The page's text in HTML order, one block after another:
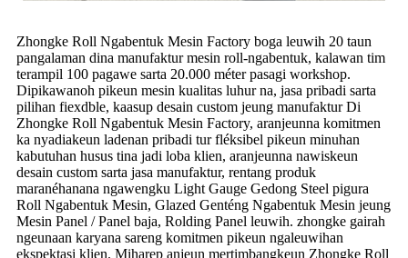
Zhongke Roll Ngabentuk Mesin Factory boga leuwih 20 taun
pangalaman dina manufaktur mesin roll-ngabentuk, kalawan tim
terampil 100 pagawe sarta 20.000 méter pasagi workshop.
Dipikawanoh pikeun mesin kualitas luhur na, jasa pribadi sarta
pilihan fiexdble, kaasup desain custom jeung manufaktur Di
Zhongke Roll Ngabentuk Mesin Factory, aranjeunna komitmen
ka nyadiakeun ladenan pribadi tur fléksibel pikeun minuhan
kabutuhan husus tina jadi loba klien, aranjeunna nawiskeun
desain custom sarta jasa manufaktur, rentang produk
maranéhanana ngawengku Light Gauge Gedong Steel pigura
Roll Ngabentuk Mesin, Glazed Genténg Ngabentuk Mesin jeung
Mesin Panel / Panel baja, Rolding Panel leuwih. zhongke gairah
ngeunaan karyana sareng komitmen pikeun ngaleuwihan
ekspektasi klien. Miharep anjeun mertimbangkeun Zhongke Roll